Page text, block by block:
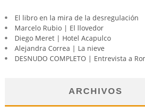
El libro en la mira de la desregulación
Marcelo Rubio | El llovedor
Diego Meret | Hotel Acapulco
Alejandra Correa | La nieve
DESNUDO COMPLETO | Entrevista a
ARCHIVOS